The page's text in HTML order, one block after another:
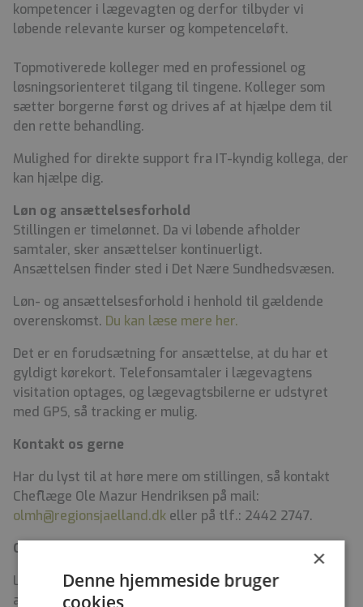
kompetencer i lægevagten og derfor tilbyder vi
løbende relevante kurser og kompetenceløft.
Topmotiverede kolleger med en professionel og
løsningsorienteret tilgang til tingene. Kolleger som
sætter borgerne først og drives af at hjælpe dem til
den rette behandling.
Mulighed for direkte support fra IT-kyndig kollega, der
kan hjælpe dig.
Løn og ansættelsesforhold
Stillingen er timelønnet. Da vi løbende afholder
samtaler, sker ansættelser kontinuerligt.
Ansættelsen finder sted i Det Nære Sundhedsvæsen.
Løn- og ansættelsesforhold i henhold til gældende
overenskomst. Du kan læse mere her.
Det er en forudsætning for ansættelse, at du har et
gyldigt kørekort. Telefonsamtaler i lægevagtens
visitation optages, og lægevagtsbilerne er udstyret
med GPS, så tracking er mulig.
Kontakt os gerne
Har du lyst til at høre mere om stillingen, så kontakt
Cheflæge Ole Mazur Hendriksen på mail:
olmh@regionsjaelland.dk eller på tlf.: 2442 2747.
Om Region Sjællands Lægevagt
Lægevagten varetager borgernes behov for hjælp ved
akut opstået sygdom uden for egen læges åbningstid.
×
Denne hjemmeside bruger
cookies